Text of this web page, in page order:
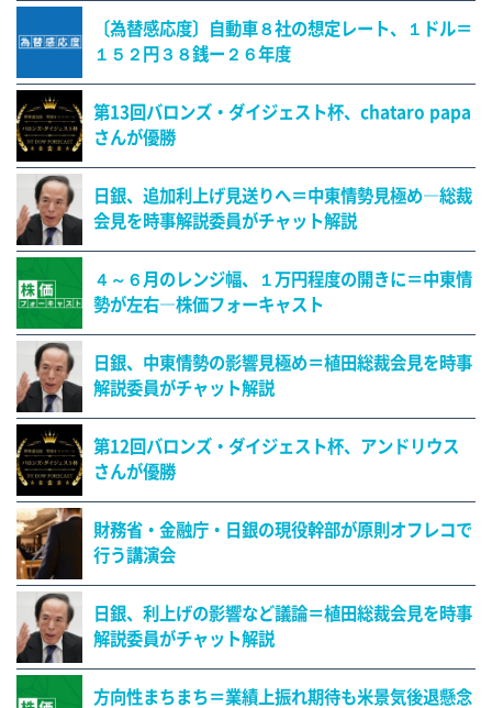
〔為替感応度〕自動車８社の想定レート、１ドル＝
１５２円３８銭ー２６年度
第13回バロンズ・ダイジェスト杯、chataro papa
さんが優勝
日銀、追加利上げ見送りへ＝中東情勢見極め―総裁
会見を時事解説委員がチャット解説
４～６月のレンジ幅、１万円程度の開きに＝中東情
勢が左右―株価フォーキャスト
日銀、中東情勢の影響見極め＝植田総裁会見を時事
解説委員がチャット解説
第12回バロンズ・ダイジェスト杯、アンドリウス
さんが優勝
財務省・金融庁・日銀の現役幹部が原則オフレコで
行う講演会
日銀、利上げの影響など議論＝植田総裁会見を時事
解説委員がチャット解説
方向性まちまち＝業績上振れ期待も米景気後退懸念